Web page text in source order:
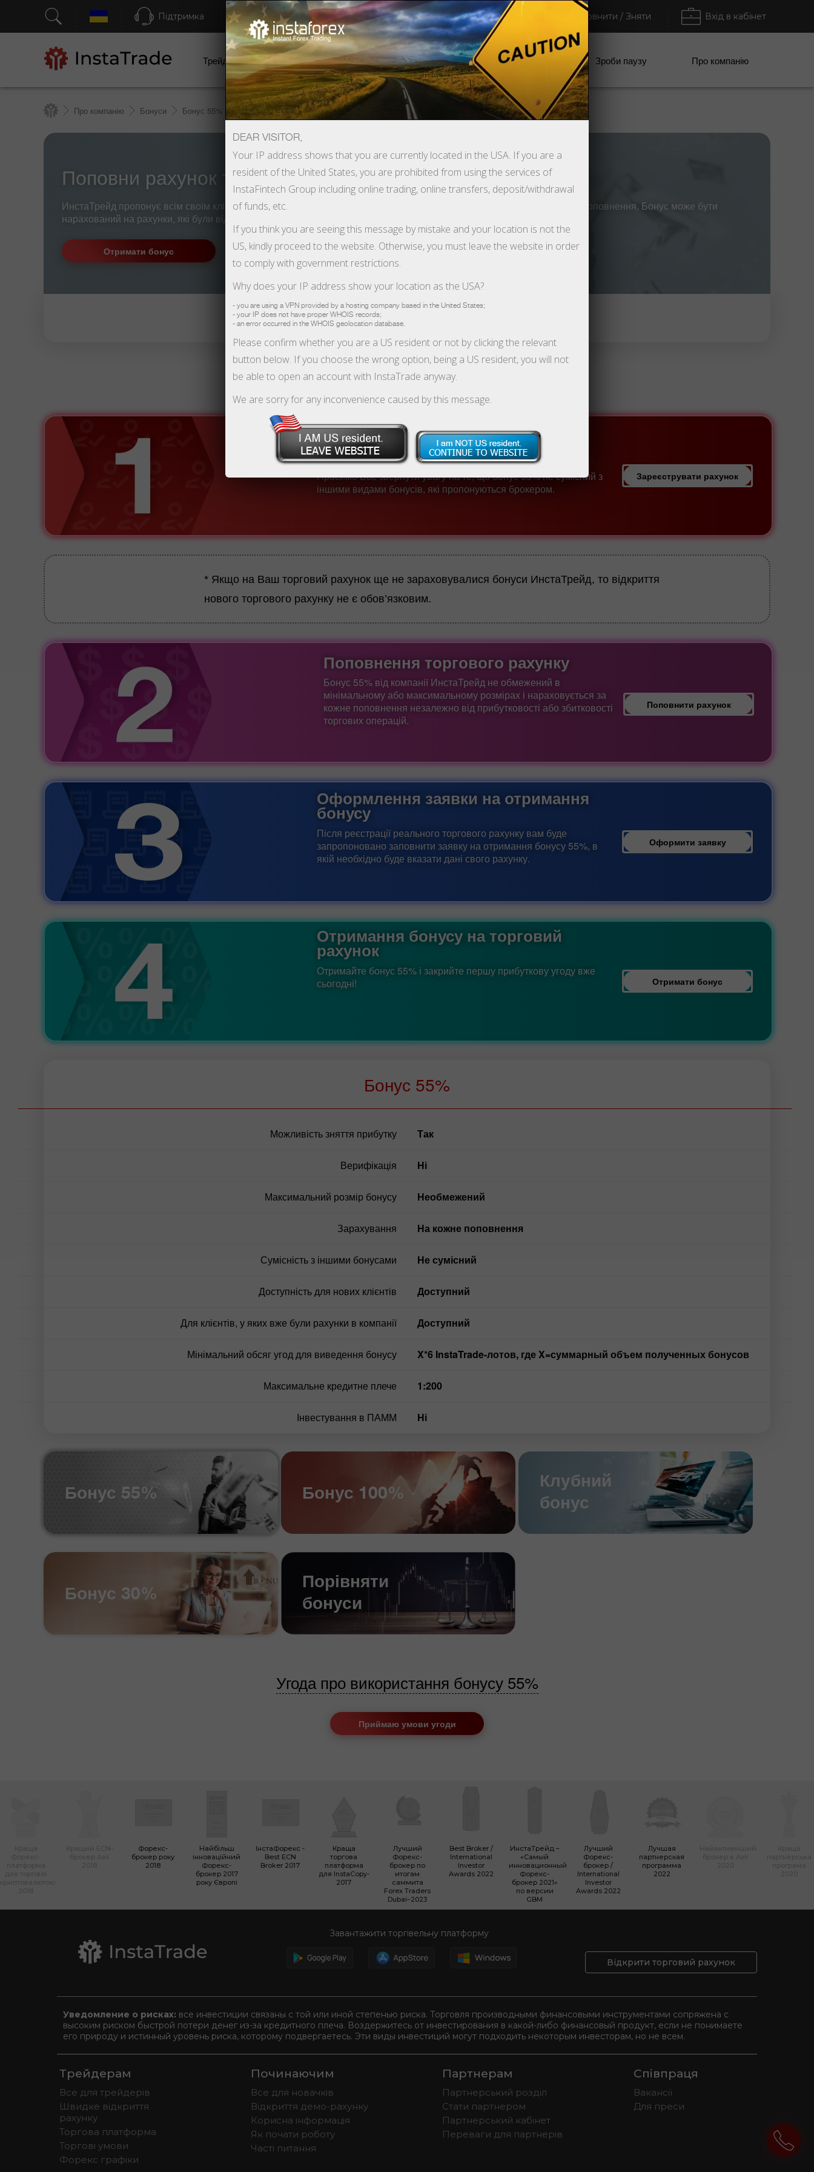
Підтримка Швидке відкриття рахунку Торгова платформа Поповнити / Зняти Вхід в кабінет
Трейдерам Початківцям Партнерам Сервіси компанії Зроби паузу Про компанію
Про компанію Бонуси Бонус 55%
Поповни рахунок та отримай бонус 55%
ИнстаТрейд пропонує всім своїм клієнтам скористатися новою привабливою пропозицією ─ бонус 55% до кожного поповнення. Бонус може бути
нарахований на рахунки, які були відкриті після 15 червня 2013 року.
Отримати бонус
Відкрити торговий рахунок
Акцію подовжено до 28 August 2026 року.
Реєстрація реального торгового
рахунку
Просимо Вас звернути увагу на те, що бонус 55% не сумісний з
іншими видами бонусів, які пропонуються брокером.
Зареєструвати рахунок
* Якщо на Ваш торговий рахунок ще не зараховувалися бонуси ИнстаТрейд, то відкриття
нового торгового рахунку не є обов’язковим.
Поповнення торгового рахунку
Бонус 55% від компанії ИнстаТрейд не обмежений в
мінімальному або максимальному розмірах і нараховується за
кожне поповнення незалежно від прибутковості або збитковості
торгових операцій.
Поповнити рахунок
Оформлення заявки на отримання
бонусу
Після реєстрації реального торгового рахунку вам буде
запропоновано заповнити заявку на отримання бонусу 55%, в
якій необхідно буде вказати дані свого рахунку.
Оформити заявку
Отримання бонусу на торговий
рахунок
Отримайте бонус 55% і закрийте першу прибуткову угоду вже
сьогодні!
Отримати бонус
Бонус 55%
Можливість зняття прибутку так
Верифікація ні
Максимальний розмір бонусу Необмежений
Зарахування На кожне поповнення
Сумісність з іншими бонусами Не сумісний
Доступність для нових клієнтів Доступний
Для клієнтів, у яких вже були рахунки в компанії Доступний
Мінімальний обсяг угод для виведення бонусу X*6 InstaTrade-лотов, где X=суммарный объем полученных бонусов
Максимальне кредитне плече 1:200
Інвестування в ПАММ ні
Бонус 55% Бонус 100%
Клубний
бонус
Бонус 30%
Порівняти
бонуси
Угода про використання бонусу 55%
Приймаю умови угоди
Форекс-
брокер року
2018
Найбільш
інноваційний
Форекс-
брокер 2017
року Європі
ІнстаФорекс -
Best ECN
Broker 2017
Краща
торгова
платформа
для InstaCopy-
2017
Лучший
Форекс-
брокер по
итогам
саммита
Forex Traders
Dubai–2023
Best Broker /
International
Investor
Awards 2022
ИнстаТрейд –
«Самый
инновационный
Форекс-
брокер 2021»
по версии
GBM
Лучший
Форекc-
брокер /
International
Investor
Awards 2022
Лучшая
партнерская
программа
2022
Завантажити торгівельну платформу
Відкрити торговий рахунок
Уведомление о рисках: все инвестиции связаны с той или иной степенью риска. Торговля производными финансовыми инструментами сопряжена с
высоким риском быстрой потери денег из-за кредитного плеча. Воздержитесь от инвестирования в какой-либо финансовый продукт, если не понимаете
его природу и истинный уровень риска, которому подвергаетесь. Эти виды инвестиций могут подходить некоторым инвесторам, но не всем.
Трейдерам
Все для трейдерів
Швидке відкриття
рахунку
Торгова платформа
Торгові умови
Форекс графіки
Починаючим
Все для новачків
Відкриття демо-рахунку
Корисна інформація
Як почати роботу
Часті питання
Партнерам
Партнерський розділ
Стати партнером
Партнерський кабінет
Переваги для партнерів
Співпраця
Вакансії
Для преси
DEAR VISITOR,
Your IP address shows that you are currently located in the USA. If you are a
resident of the United States, you are prohibited from using the services of
InstaFintech Group including online trading, online transfers, deposit/withdrawal
of funds, etc.
If you think you are seeing this message by mistake and your location is not the
US, kindly proceed to the website. Otherwise, you must leave the website in order
to comply with government restrictions.
Why does your IP address show your location as the USA?
- you are using a VPN provided by a hosting company based in the United States;
- your IP does not have proper WHOIS records;
- an error occurred in the WHOIS geolocation database.
Please confirm whether you are a US resident or not by clicking the relevant
button below. If you choose the wrong option, being a US resident, you will not
be able to open an account with InstaTrade anyway.
We are sorry for any inconvenience caused by this message.